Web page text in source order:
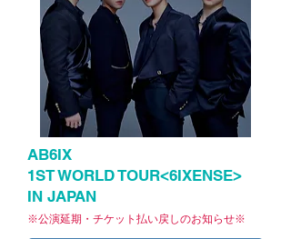
AB6IX
1ST WORLD TOUR<6IXENSE>
IN JAPAN
※公演延期・チケット払い戻しのお知らせ※